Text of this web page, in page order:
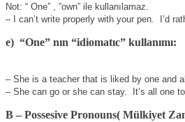
Not: “ One” , ”own” ile kullanılamaz.
– I can’t write properly with your pen.
I’d
e) “One” nın “idiomatıc” kullanımı:
– She is a teacher that is liked by one and
– She can go or she can stay.
It’s all one
B – Possesive Pronouns( Mülkiyet